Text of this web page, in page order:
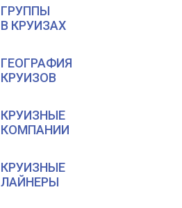
ГРУППЫ
В КРУИЗАХ
ГЕОГРАФИЯ
КРУИЗОВ
КРУИЗНЫЕ
КОМПАНИИ
КРУИЗНЫЕ
ЛАЙНЕРЫ